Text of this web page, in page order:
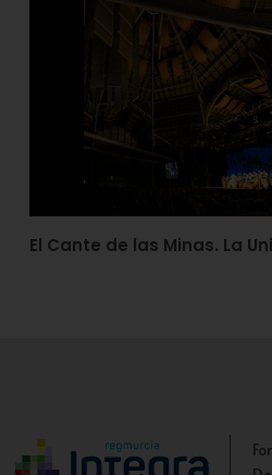
El Cante de las Minas. La